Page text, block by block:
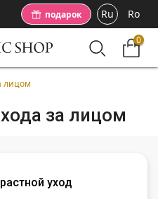
подарок Ru Ro
0
лицом
за лицом
уход